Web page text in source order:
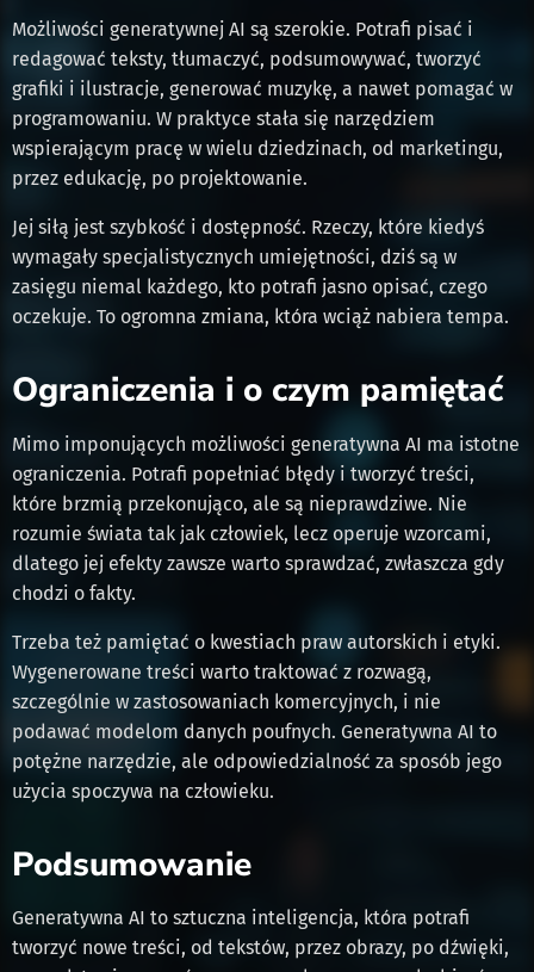
Możliwości generatywnej AI są szerokie. Potrafi pisać i
redagować teksty, tłumaczyć, podsumowywać, tworzyć
grafiki i ilustracje, generować muzykę, a nawet pomagać w
programowaniu. W praktyce stała się narzędziem
wspierającym pracę w wielu dziedzinach, od marketingu,
przez edukację, po projektowanie.
Jej siłą jest szybkość i dostępność. Rzeczy, które kiedyś
wymagały specjalistycznych umiejętności, dziś są w
zasięgu niemal każdego, kto potrafi jasno opisać, czego
oczekuje. To ogromna zmiana, która wciąż nabiera tempa.
Ograniczenia i o czym pamiętać
Mimo imponujących możliwości generatywna AI ma istotne
ograniczenia. Potrafi popełniać błędy i tworzyć treści,
które brzmią przekonująco, ale są nieprawdziwe. Nie
rozumie świata tak jak człowiek, lecz operuje wzorcami,
dlatego jej efekty zawsze warto sprawdzać, zwłaszcza gdy
chodzi o fakty.
Trzeba też pamiętać o kwestiach praw autorskich i etyki.
Wygenerowane treści warto traktować z rozwagą,
szczególnie w zastosowaniach komercyjnych, i nie
podawać modelom danych poufnych. Generatywna AI to
potężne narzędzie, ale odpowiedzialność za sposób jego
użycia spoczywa na człowieku.
Podsumowanie
Generatywna AI to sztuczna inteligencja, która potrafi
tworzyć nowe treści, od tekstów, przez obrazy, po dźwięki,